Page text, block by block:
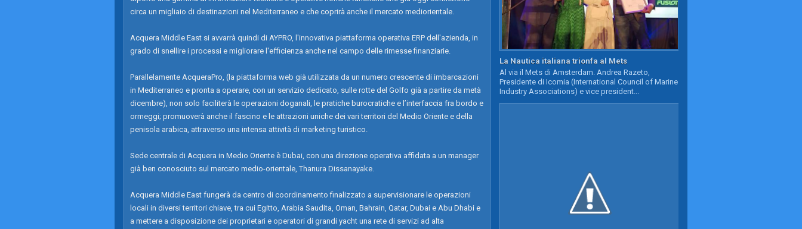
circa un migliaio di destinazioni nel Mediterraneo e che coprirà anche il mercato mediorientale.
Acquera Middle East si avvarrà quindi di AYPRO, l'innovativa piattaforma operativa ERP dell'azienda, in
grado di snellire i processi e migliorare l'efficienza anche nel campo delle rimesse finanziarie.
Parallelamente AcqueraPro, (la piattaforma web già utilizzata da un numero crescente di imbarcazioni
in Mediterraneo e pronta a operare, con un servizio dedicato, sulle rotte del Golfo già a partire da metà
dicembre), non solo faciliterà le operazioni doganali, le pratiche burocratiche e l’interfaccia fra bordo e
ormeggi; promuoverà anche il fascino e le attrazioni uniche dei vari territori del Medio Oriente e della
penisola arabica, attraverso una intensa attività di marketing turistico.
Sede centrale di Acquera in Medio Oriente è Dubai, con una direzione operativa affidata a un manager
già ben conosciuto sul mercato medio-orientale, Thanura Dissanayake.
Acquera Middle East fungerà da centro di coordinamento finalizzato a supervisionare le operazioni
locali in diversi territori chiave, tra cui Egitto, Arabia Saudita, Oman, Bahrain, Qatar, Dubai e Abu Dhabi e
a mettere a disposizione dei proprietari e operatori di grandi yacht una rete di servizi ad alta
La Nautica italiana trionfa al Mets
Al via il Mets di Amsterdam. Andrea Razeto,
Presidente di Icomia (International Council of Marine
Industry Associations) e vice president...